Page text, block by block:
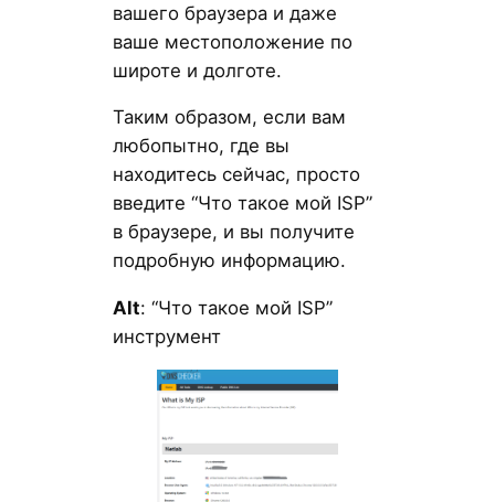
вашего браузера и даже
ваше местоположение по
широте и долготе.
Таким образом, если вам
любопытно, где вы
находитесь сейчас, просто
введите “Что такое мой ISP”
в браузере, и вы получите
подробную информацию.
Alt: “Что такое мой ISP”
инструмент